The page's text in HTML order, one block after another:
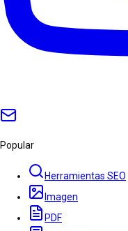
Popular
Herramientas SEO
Imagen
PDF